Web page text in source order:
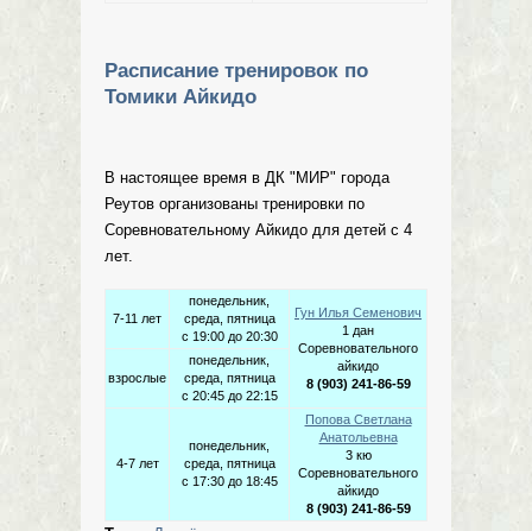
Расписание тренировок по
Томики Айкидо
В настоящее время в ДК "МИР" города
Реутов организованы тренировки по
Соревновательному Айкидо для детей с 4
лет.
7-11 лет
понедельник,
среда, пятница
с 19:00 до 20:30
Гун Илья Семенович
1 дан
Соревновательного
айкидо
8 (903) 241-86-59
взрослые
понедельник,
среда, пятница
с 20:45 до 22:15
4-7 лет
понедельник,
среда, пятница
с 17:30 до 18:45
Попова Светлана
Анатольевна
3 кю
Соревновательного
айкидо
8 (903) 241-86-59